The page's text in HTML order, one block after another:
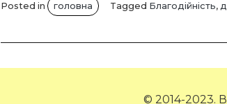
Posted in головна Tagged Благодійність,
© 2014-2023.